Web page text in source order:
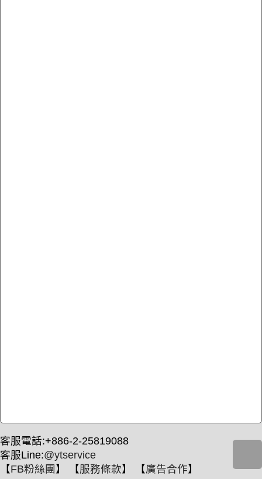
客服電話:+886-2-25819088
客服Line:@ytservice
【FB粉絲團 】 【服務條款】 【廣告合作】